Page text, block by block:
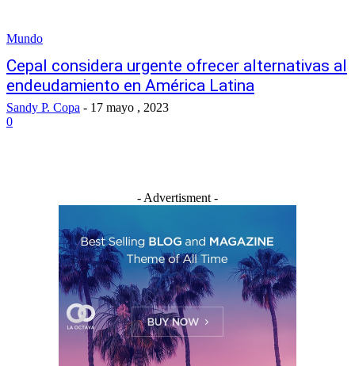
Mundo
Cepal considera urgente ofrecer alternativas al
endeudamiento en América Latina
Sandy P. Copa - 17 mayo , 2023
0
- Advertisment -